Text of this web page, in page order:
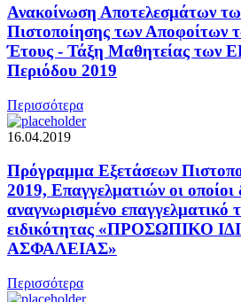
Ανακοίνωση Αποτελεσμάτων
Πιστοποίησης των Αποφοίτων
Έτους - Τάξη Μαθητείας των
Περιόδου 2019
Περισσότερα
16.04.2019
Πρόγραμμα Εξετάσεων
2019, Επαγγελματιών οι οποίοι
αναγνωρισμένο επαγγελματικό
ειδικότητας «ΠΡΟΣΩΠΙΚΟ
ΑΣΦΑΛΕΙΑΣ»
Περισσότερα